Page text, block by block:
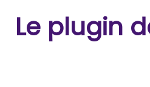
Le plugin